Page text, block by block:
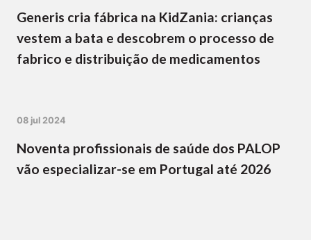
Generis cria fábrica na KidZania: crianças
vestem a bata e descobrem o processo de
fabrico e distribuição de medicamentos
08 jul 2024
Noventa profissionais de saúde dos PALOP
vão especializar-se em Portugal até 2026